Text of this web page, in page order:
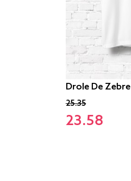
Drole De Zebre
25.35
23.58